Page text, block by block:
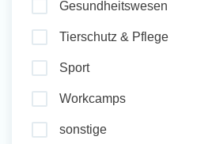
Gesundheitswesen
Tierschutz & Pflege
Sport
Workcamps
sonstige